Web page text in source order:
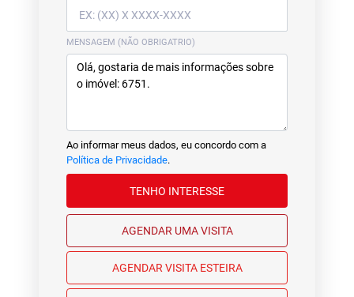
MENSAGEM (NÃO OBRIGATRIO)
Ao informar meus dados, eu concordo com a
Política de Privacidade.
TENHO INTERESSE
AGENDAR UMA VISITA
AGENDAR VISITA ESTEIRA